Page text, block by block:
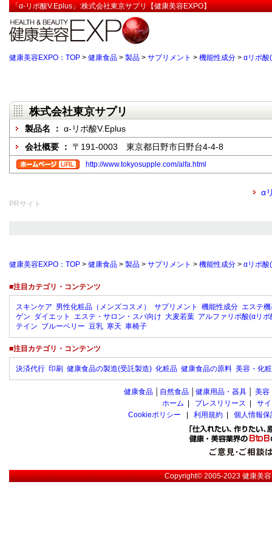
「α-リポ酸V.Eplus」:株式会社東京サプリ【健康美容EXPO】
健康美容EXPO：TOP > 健康食品 > 製品 > サプリメント > 機能性成分 > αリポ酸
株式会社東京サプリ
製品名 ： α-リポ酸V.Eplus
会社概要 ： 〒191-0003 東京都日野市日野台4-4-8
http://www.tokyosupple.com/alfa.html
α
PRサイト
健康美容EXPO：TOP > 健康食品 > 製品 > サプリメント > 機能性成分 > αリポ酸
■注目カテゴリ・コンテンツ
スキンケア 男性化粧品（メンズコスメ） サプリメント 機能性成分 エステ
ゲン ダイエット エステ・サロン・スパ向け 大麦若葉 アルファリポ酸(αリポ
テイン ブルーベリー 豆乳 寒天 車椅子
■注目カテゴリ・コンテンツ
決済代行 印刷 健康食品の製造(受託製造) 化粧品 健康食品の原料 美容・化
健康食品 自然食品 健康用品・器具 美容
ホーム
プレスリリース
サ
Cookieポリシー
利用規約 個人情報
Copyright© 2005-2023健康美